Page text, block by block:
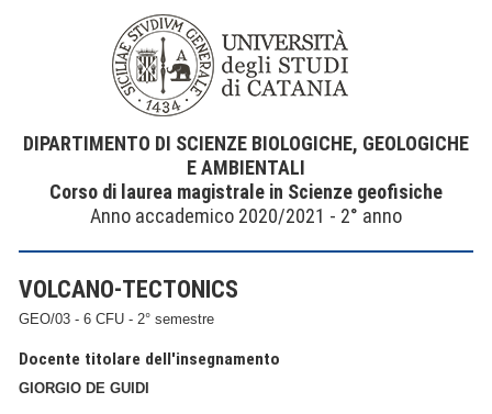
DIPARTIMENTO DI SCIENZE BIOLOGICHE, GEOLOGICHE
E AMBIENTALI
Corso di laurea magistrale in Scienze geofisiche
Anno accademico 2020/2021 - 2° anno
VOLCANO-TECTONICS
GEO/03 - 6 CFU - 2° semestre
Docente titolare dell'insegnamento
GIORGIO DE GUIDI